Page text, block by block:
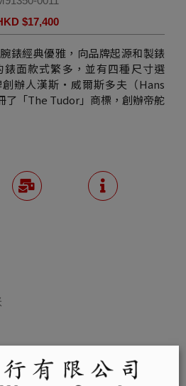
$17,400
錶經典優雅，向品牌起源和製錶
錶面款式繁多，並有四種尺寸選
辦人漢斯・威爾斯多夫（Hans
了「The Tudor」商標，創辦帝舵